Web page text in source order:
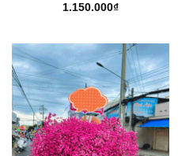
1.150.000₫